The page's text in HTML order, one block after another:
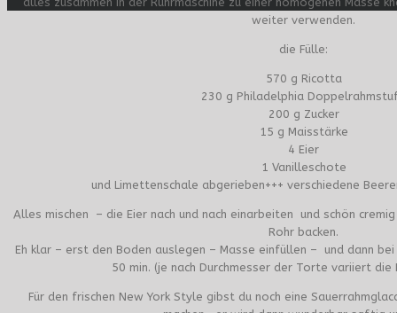
weiter verwenden.
die Fülle:
570 g Ricotta
230 g Philadelphia
200 g Zucker
15 g Maisstärke
4 Eier
1 Vanilleschote
und Limettenschale abgerieben+++ verschiedene
Alles mischen – die Eier nach und nach einarbeiten und schön
Rohr backen.
Eh klar – erst den Boden auslegen – Masse einfüllen – und dann
50 min. (je nach Durchmesser der Torte variiert die
Für den frischen New York Style gibst du noch eine